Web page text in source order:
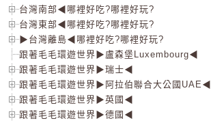
台灣南部◀哪裡好吃?哪裡好玩?
台灣東部◀哪裡好吃?哪裡好玩?
▶台灣離島◀哪裡好吃?哪裡好玩?
跟著毛毛環遊世界▶盧森堡Luxembourg◀
跟著毛毛環遊世界▶瑞士◀
跟著毛毛環遊世界▶阿拉伯聯合大公國UAE◀
跟著毛毛環遊世界▶英國◀
跟著毛毛環遊世界▶德國◀